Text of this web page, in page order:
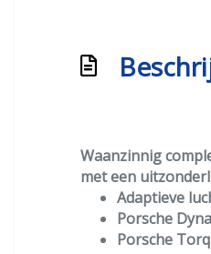
Knie airbag(s)
Rondomzicht
Schakelpaddles
Waanzinnig
met een
Adaptieve
Porsche
Porsche